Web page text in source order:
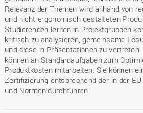
Relevanz der Themen wird anhand von
und nicht ergonomisch gestalteten
Studierenden lernen in Projektgruppen
kritisch zu analysieren, gemeinsame
und diese in Präsentationen zu
können an Standardaufgaben zum
Produktkosten mitarbeiten. Sie können
Zertifizierung entsprechend der in der
und Normen durchführen.